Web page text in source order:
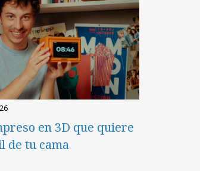
en 3D que quiere
de tu cama